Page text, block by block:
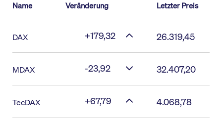
Name Veränderung Letzter Preis
DAX +179,32 26.319,45
MDAX -23,92 32.407,20
TecDAX +67,79 4.068,78